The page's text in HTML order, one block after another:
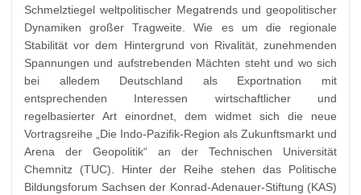
Schmelztiegel weltpolitischer Megatrends und geopolitischer
Dynamiken großer Tragweite. Wie es um die regionale
Stabilität vor dem Hintergrund von Rivalität, zunehmenden
Spannungen und aufstrebenden Mächten steht und wo sich
bei alledem Deutschland als Exportnation mit
entsprechenden Interessen wirtschaftlicher und
regelbasierter Art einordnet, dem widmet sich die neue
Vortragsreihe „Die Indo-Pazifik-Region als Zukunftsmarkt und
Arena der Geopolitik“ an der Technischen Universität
Chemnitz (TUC). Hinter der Reihe stehen das Politische
Bildungsforum Sachsen der Konrad-Adenauer-Stiftung (KAS)